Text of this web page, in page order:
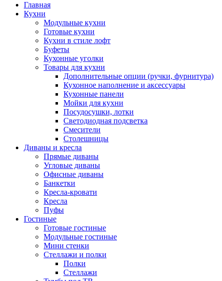
Главная
Кухни
Модульные кухни
Готовые кухни
Кухни в стиле лофт
Буфеты
Кухонные уголки
Товары для кухни
Дополнительные опции (ручки, фурнитура)
Кухонное наполнение и аксессуары
Кухонные панели
Мойки для кухни
Посудосушки, лотки
Светодиодная подсветка
Смесители
Столешницы
Диваны и кресла
Прямые диваны
Угловые диваны
Офисные диваны
Банкетки
Кресла-кровати
Кресла
Пуфы
Гостиные
Готовые гостиные
Модульные гостиные
Мини стенки
Стеллажи и полки
Полки
Стеллажи